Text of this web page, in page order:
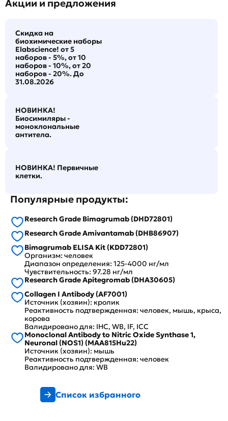
Акции и предложения
Скидка на
биохимические наборы
Elabscience! от 5
наборов - 5%, от 10
наборов - 10%, от 20
наборов - 20%. До
31.08.2026
НОВИНКА!
Биосимиляры -
моноклональные
антитела.
НОВИНКА! Первичные
клетки.
Популярные продукты:
Research Grade Bimagrumab (DHD72801)
Research Grade Amivantamab (DHB86907)
Bimagrumab ELISA Kit (KDD72801)
Организм: человек
Диапазон определения: 125-4000 нг/мл
Чувствительность: 97.28 нг/мл
Research Grade Apitegromab (DHA30605)
Collagen I Antibody (AF7001)
Источник (хозяин): кролик
Реактивность подтвержденная: человек, мышь, крыса,
корова
Валидировано для: IHC, WB, IF, ICC
Monoclonal Antibody to Nitric Oxide Synthase 1,
Neuronal (NOS1) (MAA815Hu22)
Источник (хозяин): мышь
Реактивность подтвержденная: человек
Валидировано для: WB
Список избранного